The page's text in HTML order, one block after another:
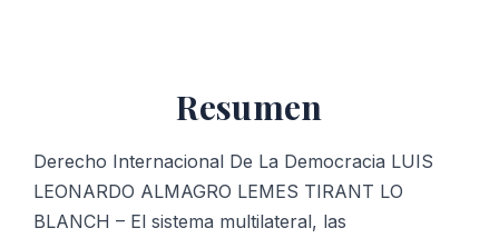
Resumen
Derecho Internacional De La Democracia LUIS
LEONARDO ALMAGRO LEMES TIRANT LO
BLANCH – El sistema multilateral, las